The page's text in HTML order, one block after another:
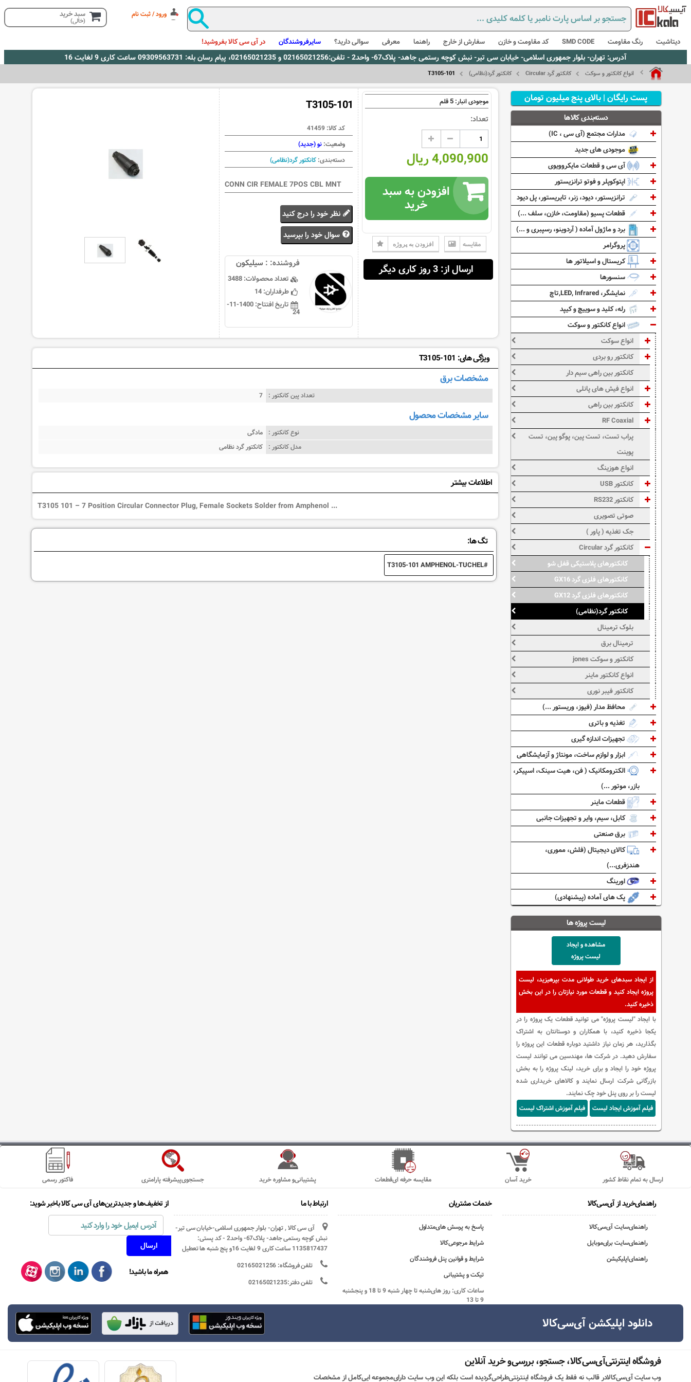
ورود / ثبت نام سبد خرید
(خالی)
دیتاشیت رنگ مقاومت SMD CODE کد مقاومت و خازن سفارش از خارج راهنما معرفی سوالی دارید؟ سایرفروشندگان در آی سی کالا بفروشید!
آدرس: تهران- بلوار جمهوری اسلامی- خیابان سی تیر- نبش کوچه رستمی جاهد- پلاک67- واحد2 - تلفن:02165021256 و 02165021235، پیام رسان بله: 09309563731 ساعت کاری 9 لغایت 16
انواع کانکتور و سوکت کانکتور گرد Circular کانکتور گرد(نظامی) T3105-101
T3105-101
کد کالا: 41459
وضعیت: نو (جدید)
دسته‌بندی: کانکتور گرد(نظامی)
CONN CIR FEMALE 7POS CBL MNT
نظر خود را درج کنید
سوال خود را بپرسید
فروشنده: : سيليكون
تعداد محصولات:3488
طرفداران:14
تاریخ افتتاح:
1400-11-
24
موجودی انبار:5قلم
تعداد:
4,090,900 ریال
افزودن به سبد
خرید
مقایسه افزودن به پروژه
ارسال از: 3 روز کاری دیگر
ویژگی های: T3105-101
مشخصات برق
تعداد پین کانکتور : 7
سایر مشخصات محصول
نوع کانکتور :
مادگی
مدل کانکتور :
کانکتور گرد نظامی
اطلاعات بیشتر
T3105 101 – 7 Position Circular Connector Plug, Female Sockets Solder from Amphenol ...
تگ ها:
T3105-101 AMPHENOL-TUCHEL
پست رایگان | بالای پنج میلیون تومان
دسته‌بندی کالاها
مدارات مجتمع (آی سی ، IC)
موجودی های جدید
آی سی و قطعات مایکروویوی
اپتوکوپلر و فوتو ترانزیستور
ترانزیستور، دیود، زنر، تایریستور، پل دیود
قطعات پسیو (مقاومت، خازن، سلف ...)
برد و ماژول آماده ( آردوینو، رسپبری و ...)
پروگرامر
کریستال و اسیلاتور ها
سنسورها
نمایشگر، LED, Infrared,تاچ
رله، کلید و سوییچ و کیپد
انواع کانکتور و سوکت
انواع سوکت
کانکتور رو بردی
کانکتور بین راهی سیم دار
انواع فیش های پانلی
کانکتور بین راهی
RF Coaxial
پراب تست، تست پین، پوگو پین، تست
پوینت
انواع هوزینگ
کانکتور USB
کانکتور RS232
صوتی تصویری
جک تغذیه ( پاور )
کانکتور گرد Circular
کانکتورهای پلاستیکی قفل شو
کانکتورهای فلزی گرد GX16
کانکتورهای فلزی گرد GX12
کانکتور گرد(نظامی)
بلوک ترمینال
ترمینال برق
کانکتور و سوکت jones
انواع کانکتور ماینر
کانکتور فیبر نوری
محافظ مدار (فیوز، وریستور ...)
تغذیه و باتری
تجهیزات اندازه گیری
ابزار و لوازم ساخت، مونتاژ و آزمایشگاهی
الکترومکانیک ( فن، هیت سینک، اسپیکر،
بازر، موتور ...)
قطعات ماینر
کابل، سیم، وایر و تجهیزات جانبی
برق صنعتی
کالای دیجیتال (فلش، مموری،
هندزفری...)
اورینگ
پک های آماده (پیشنهادی)
لیست پروژه ها
مشاهده و ایجاد
لیست پروژه
از ایجاد سبدهای خرید طولانی مدت بپرهیزید، لیست
پروژه ایجاد کنید و قطعات مورد نیازتان را در این بخش
ذخیره کنید.
با ایجاد "لیست پروژه" می توانید قطعات یک پروژه را در
یکجا ذخیره کنید، با همکاران و دوستانتان به اشتراک
بگذارید، هر زمان نیاز داشتید دوباره قطعات این پروژه را
سفارش دهید. در شرکت ها، مهندسین می توانند لیست
پروژه خود را ایجاد و برای خرید، لینک پروژه را به بخش
بازرگانی شرکت ارسال نمایند و کالاهای خریداری شده
لیست را بر روی پنل خود چک نمایند.
فیلم آموزش ایجاد لیست
فیلم آموزش اشتراک لیست
فاکتور رسمی جستجوی‌پیشرفته پارامتری پشتیبانی‌و مشاوره خرید مقایسه حرفه ای‌قطعات خرید آسان ارسال به تمام نقاط کشور
راهنمای‌خرید از آی‌سی‌کالا
راهنمای‌سایت آی‌سی‌کالا
راهنمای‌سایت برای‌موبایل
راهنمای‌اپلیکیشن
خدمات مشتریان
پاسخ به پرسش های‌متداول
شرایط مرجوعی‌کالا
شرایط و قوانین پنل فروشندگان
تیکت و پشتیبانی
ساعات کاری: روز های‌شنبه تا چهار شنبه 9 تا 18 و پنجشنبه
9 تا 13
ارتباط با ما
آی سی کالا , تهران- بلوار جمهوری اسلامی-خیابان سی تیر-
نبش کوچه رستمی جاهد- پلاک67- واحد2 - کد پستی:
1135817437 ساعت کاری 9 لغایت 16و پنج شنبه ها تعطیل
تلفن فروشگاه: 02165021256
تلفن دفتر:02165021235
از تخفیف‌ها و جدیدترین‌های آی سی کالا باخبر شوید:
همراه ما باشید!
دانلود اپلیکشن آی‌سی‌کالا
فروشگاه اینترنتی‌آی‌سی‌کالا، جستجو، بررسی‌و خرید آنلاین
وب سایت آی‌سی‌کالادر قالب نه فقط یک فروشگاه اینترنتی‌طراحی‌گردیده است بلکه این وب سایت دارای‌مجموعه ایی‌کامل از مشخصات